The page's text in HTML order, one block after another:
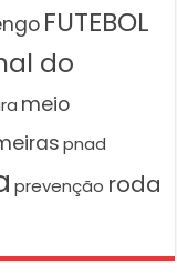
FUTEBOL
do
meio
pnad
prevenção roda